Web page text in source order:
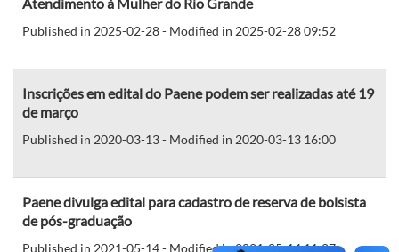
Published in 2025-02-28 - Modified in 2025-02-28 09:52
Inscrições em edital do Paene podem ser realizadas até 19
de março
Published in 2020-03-13 - Modified in 2020-03-13 16:00
Paene divulga edital para cadastro de reserva de bolsista
de pós-graduação
Published in 2021-05-14 - Modified in 2021-05-14 11:27